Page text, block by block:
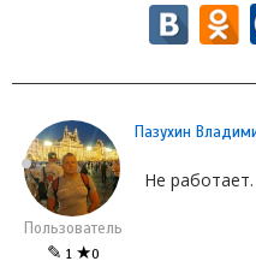
Пользователь
✎ 1 ★0
Пазухин
Не работает.